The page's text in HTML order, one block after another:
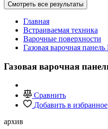
Смотреть все результаты
Главная
Встраиваемая техника
Варочные поверхности
Газовая варочная
Газовая варочная
Сравнить
Добавить в избранное
архив